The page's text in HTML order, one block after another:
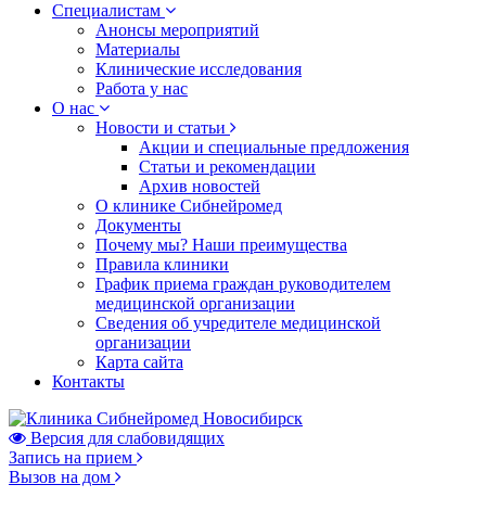
Специалистам
Анонсы мероприятий
Материалы
Клинические исследования
Работа у нас
О нас
Новости и статьи
Акции и специальные предложения
Статьи и рекомендации
Архив новостей
О клинике Сибнейромед
Документы
Почему мы? Наши преимущества
Правила клиники
График приема граждан руководителем
медицинской организации
Сведения об учредителе медицинской
организации
Карта сайта
Контакты
Версия для слабовидящих
Запись на прием
Вызов на дом